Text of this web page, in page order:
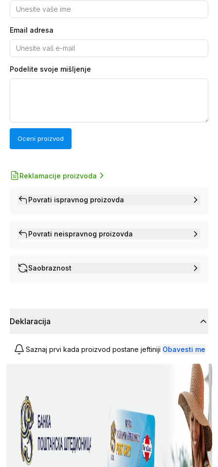
Email adresa
Podelite svoje mišljenje
Oceni proizvod
Reklamacije proizvoda
Povrati ispravnog proizovda
Povrati neispravnog proizovda
Saobraznost
Deklaracija
Saznaj prvi kada proizvod postane jeftiniji Obavesti me